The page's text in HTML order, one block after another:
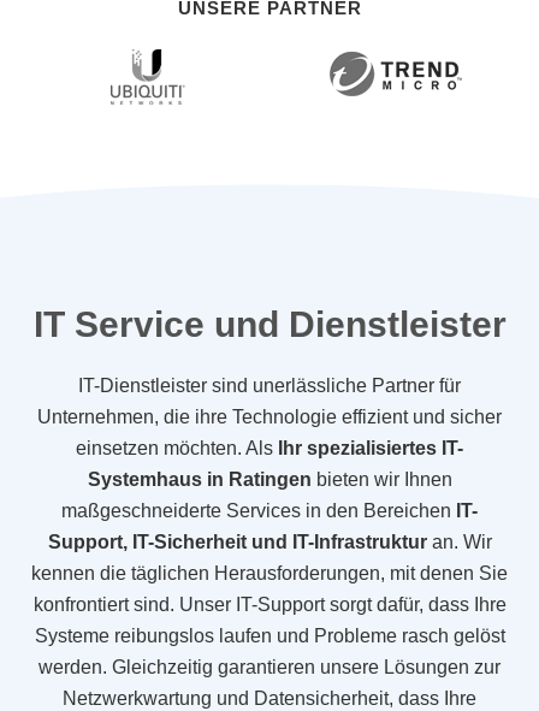
UNSERE PARTNER
IT Service und Dienstleister
IT-Dienstleister sind unerlässliche Partner für
Unternehmen, die ihre Technologie effizient und sicher
einsetzen möchten. Als
Ihr spezialisiertes IT-
Systemhaus in Ratingen bieten wir Ihnen
maßgeschneiderte Services in den Bereichen IT-
Support, IT-Sicherheit und IT-Infrastrukturan. Wir
kennen die täglichen Herausforderungen, mit denen Sie
konfrontiert sind. Unser IT-Support sorgt dafür, dass Ihre
Systeme reibungslos laufen und Probleme rasch gelöst
werden. Gleichzeitig garantieren unsere Lösungen zur
Netzwerkwartung und Datensicherheit, dass Ihre